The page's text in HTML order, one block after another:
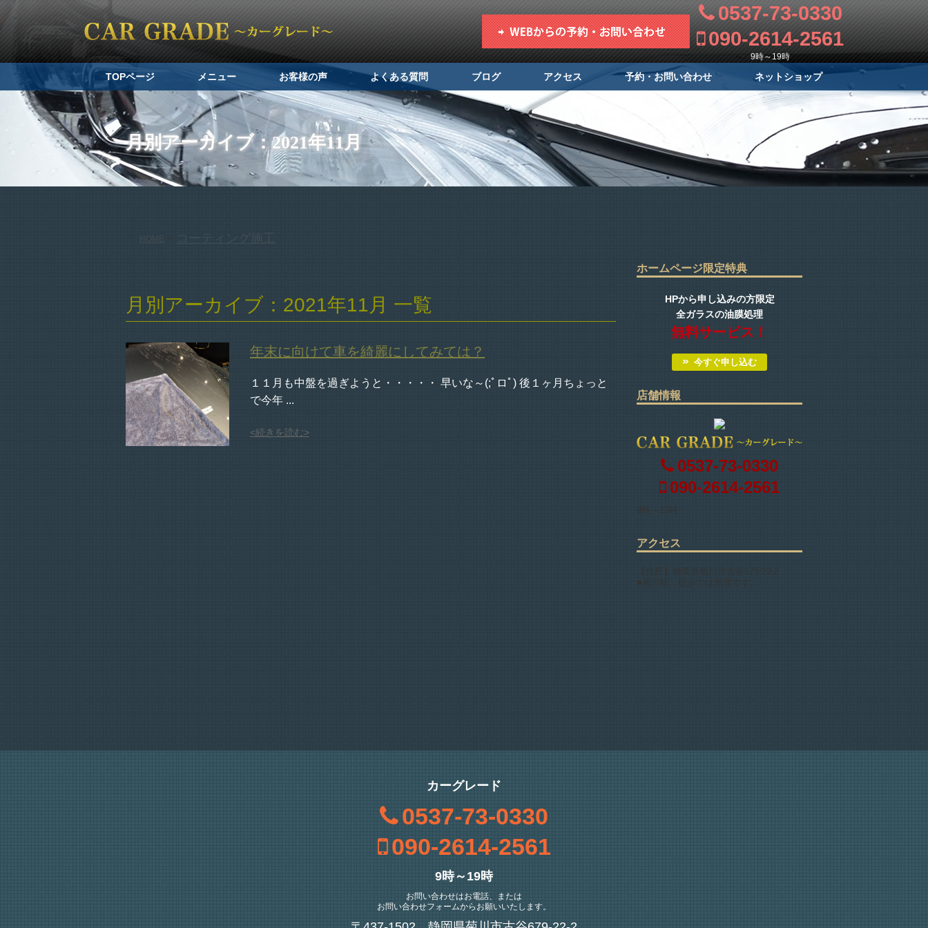
0537-73-0330
090-2614-2561
9時～19時
TOPページ メニュー お客様の声 よくある質問 ブログ アクセス 予約・お問い合わせ ネットショップ
月別アーカイブ：2021年11月
コーティング施工
月別アーカイブ：2021年11月 一覧
年末に向けて車を綺麗にしてみては？
１１月も中盤を過ぎようと・・・・・ 早いな～(;ﾟロﾟ) 後１ヶ月ちょっと
で今年 ...
<続きを読む>
ホームページ限定特典
HPから申し込みの方限定
全ガラスの油膜処理
無料サービス！
今すぐ申し込む
店舗情報
0537-73-0330
090-2614-2561
アクセス
【住所】静岡県菊川市古谷679-22-2
カーグレード
0537-73-0330
090-2614-2561
9時～19時
お問い合わせはお電話、または
お問い合わせフォームからお願いいたします。